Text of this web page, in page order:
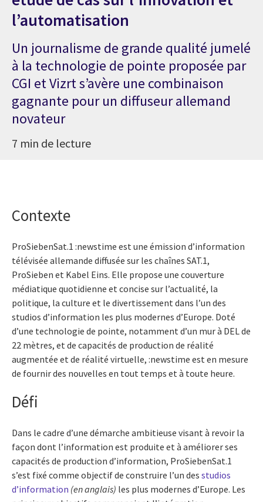
l’automatisation
Un journalisme de grande qualité jumelé
à la technologie de pointe proposée par
CGI et Vizrt s’avère une combinaison
gagnante pour un diffuseur allemand
novateur
7 min de lecture
Contexte
ProSiebenSat.1 :newstime est une émission d’information
télévisée allemande diffusée sur les chaînes SAT.1,
ProSieben et Kabel Eins. Elle propose une couverture
médiatique quotidienne et concise sur l’actualité, la
politique, la culture et le divertissement dans l’un des
studios d’information les plus modernes d’Europe. Doté
d’une technologie de pointe, notamment d’un mur à DEL de
22 mètres, et de capacités de production de réalité
augmentée et de réalité virtuelle, :newstime est en mesure
de fournir des nouvelles en tout temps et à toute heure.
Défi
Dans le cadre d’une démarche ambitieuse visant à revoir la
façon dont l’information est produite et à améliorer ses
capacités de production d’information, ProSiebenSat.1
s’est fixé comme objectif de construire l’un des studios
d’information (en anglais) les plus modernes d’Europe. Les